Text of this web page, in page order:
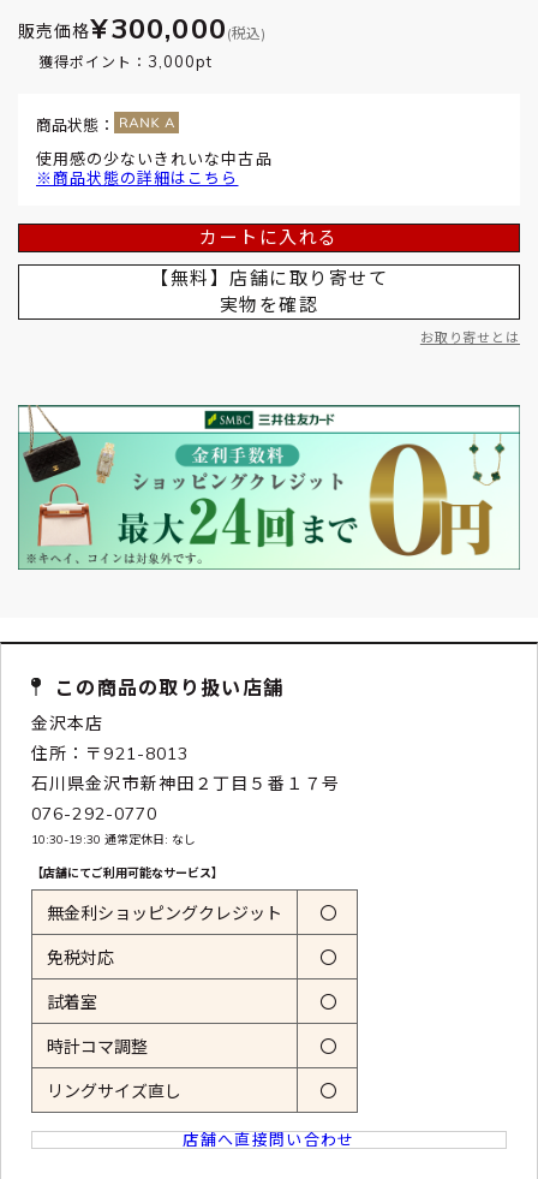
販売価格¥300,000 (税込)
獲得ポイント： 3,000pt
商品状態：
使用感の少ないきれいな中古品
※商品状態の詳細はこちら
カートに入れる
【無料】店舗に取り寄せて
実物を確認
お取り寄せとは
この商品の取り扱い店舗
金沢本店
住所：〒921-8013
石川県金沢市新神田２丁目５番１７号
076-292-0770
10:30-19:30 通常定休日: なし
【店舗にてご利用可能なサービス】
無金利ショッピングクレジット 〇
免税対応 〇
試着室 〇
時計コマ調整 〇
リングサイズ直し 〇
店舗へ直接問い合わせ